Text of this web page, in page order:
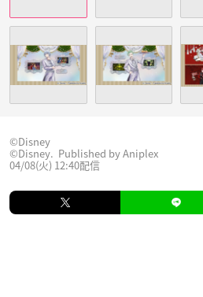
©︎Disney
©Disney. Published by Aniplex
04/08(火) 12:40配信